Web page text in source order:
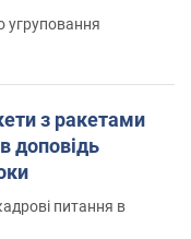
угруповання
з ракетами
доповідь
питання в